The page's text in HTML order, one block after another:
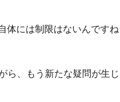
体には制限はないんですね
ら、もう新たな疑問が生じ